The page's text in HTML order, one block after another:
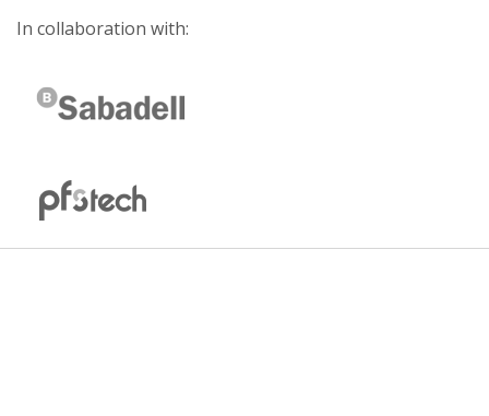
In collaboration with: